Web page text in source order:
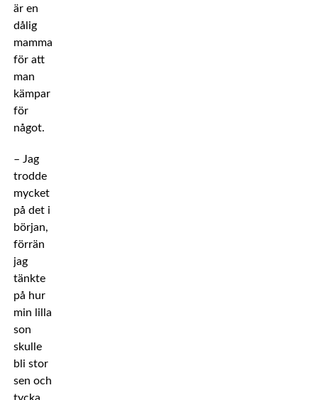
är en
dålig
mamma
för att
man
kämpar
för
något.
– Jag
trodde
mycket
på det i
början,
förrän
jag
tänkte
på hur
min lilla
son
skulle
bli stor
sen och